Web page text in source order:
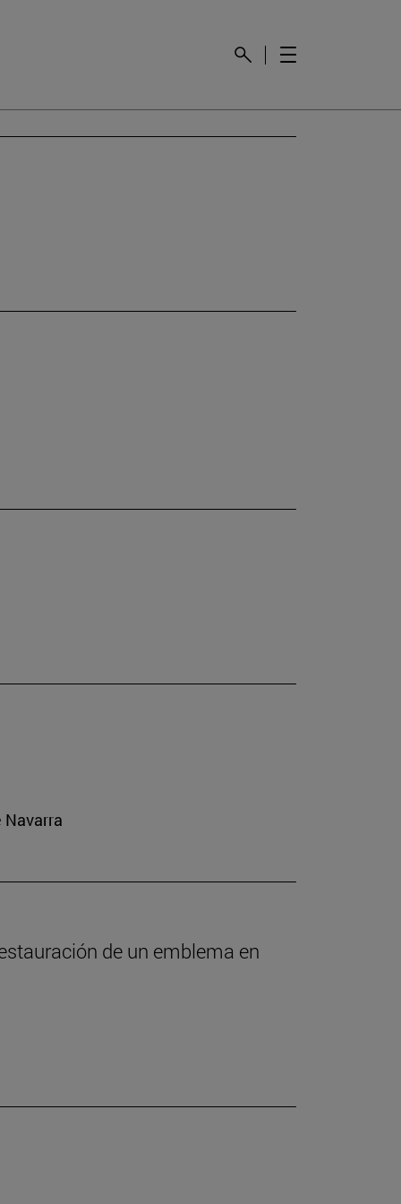
Navarra
de un emblema en